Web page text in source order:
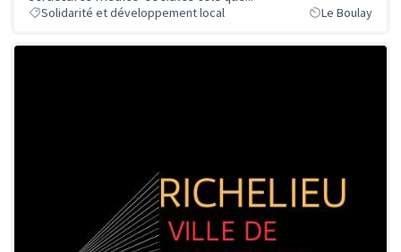
Solidarité et développement local Le Boulay